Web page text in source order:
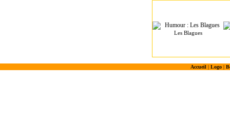
Les Blagues
Accueil| Logo|